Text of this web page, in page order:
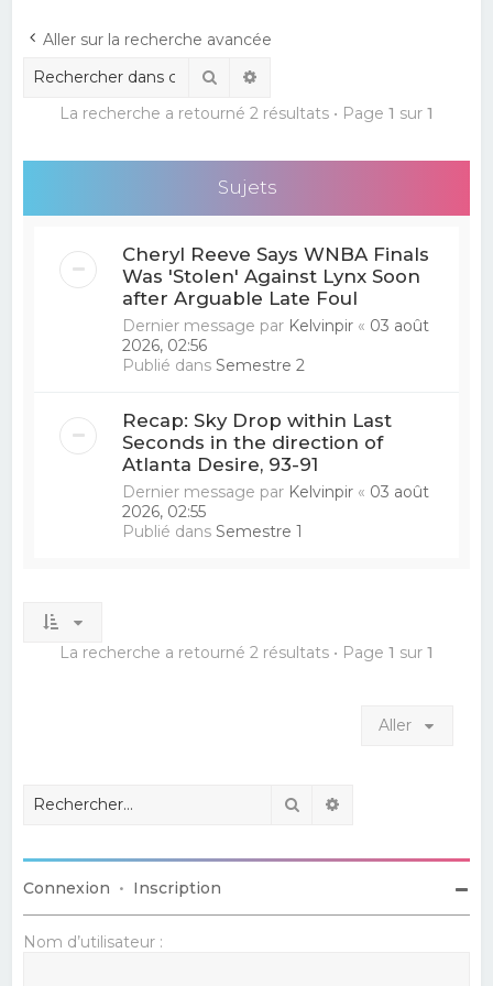
Aller sur la recherche avancée
Rechercher
La recherche a retourné 2 résultats • Page 1 sur 1
Sujets
Cheryl Reeve Says WNBA Finals
Was 'Stolen' Against Lynx Soon
after Arguable Late Foul
Dernier message par Kelvinpir « 03 août
2026, 02:56
Publié dansSemestre 2
Recap: Sky Drop within Last
Seconds in the direction of
Atlanta Desire, 93-91
Dernier message par Kelvinpir « 03 août
2026, 02:55
Publié dansSemestre 1
La recherche a retourné 2 résultats • Page 1 sur 1
Aller
Rechercher
Connexion • Inscription
Nom d’utilisateur :